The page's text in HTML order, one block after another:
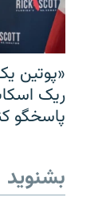
«پوتین
ریک
پاسخگو
بشنوید